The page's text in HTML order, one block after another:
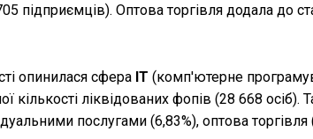
підприємців). Оптова торгівля додала до
опинилася сфера IT (комп'ютерне
кількості ліквідованих фопів (28 668 осіб).
послугами (6,83%), оптова